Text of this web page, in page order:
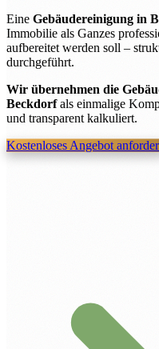
Eine Gebäudereinigung in
Immobilie als Ganzes
aufbereitet werden soll –
durchgeführt.
Wir übernehmen die
Beckdorfals einmalige
und transparent kalkuliert.
Kostenloses Angebot